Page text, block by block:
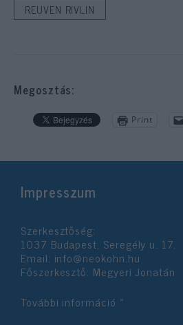
REUVEN RIVLIN
Megosztás:
Print
Impresszum
Szerkesztőség:
1037 Budapest, Seregély u. 17.
Email: info@neokohn.hu
Főszerkesztő: Megyeri Jonatán
További információ »